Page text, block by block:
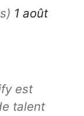
1 août
est
talent